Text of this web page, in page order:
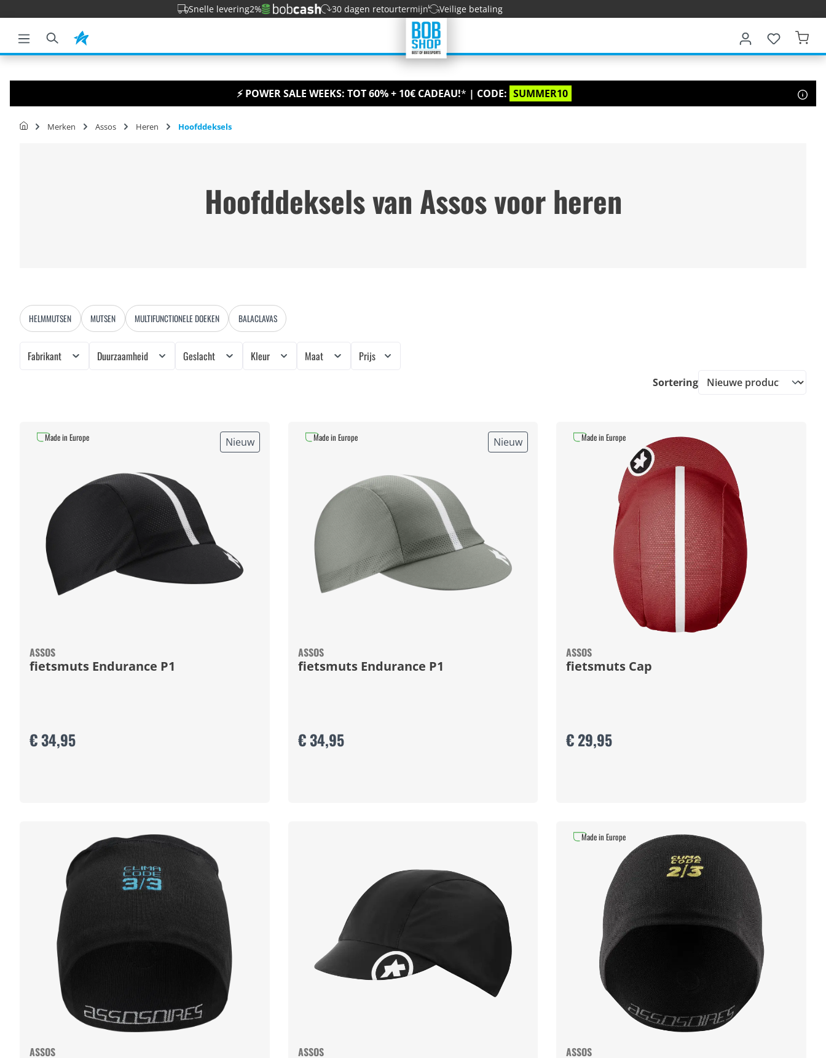
Ga naar de hoofdnavigatieSnelle levering2% 30 dagen retourtermijn Veilige betaling
⚡ POWER SALE WEEKS: TOT 60% + 10€ CADEAU!* | CODE: SUMMER10
Merken Assos Heren Hoofddeksels
Hoofddeksels van Assos voor heren
HELMMUTSEN MUTSEN MULTIFUNCTIONELE DOEKEN BALACLAVAS
Fabrikant Duurzaamheid Geslacht Kleur Maat Prijs
Sortering
Nieuw
ASSOS
fietsmuts Endurance P1
€ 34,95
Made in Europe Nieuw
ASSOS
fietsmuts Endurance P1
€ 34,95
Made in Europe
ASSOS
fietsmuts Cap
€ 29,95
Made in Europe
ASSOS ASSOS ASSOS
Made in Europe